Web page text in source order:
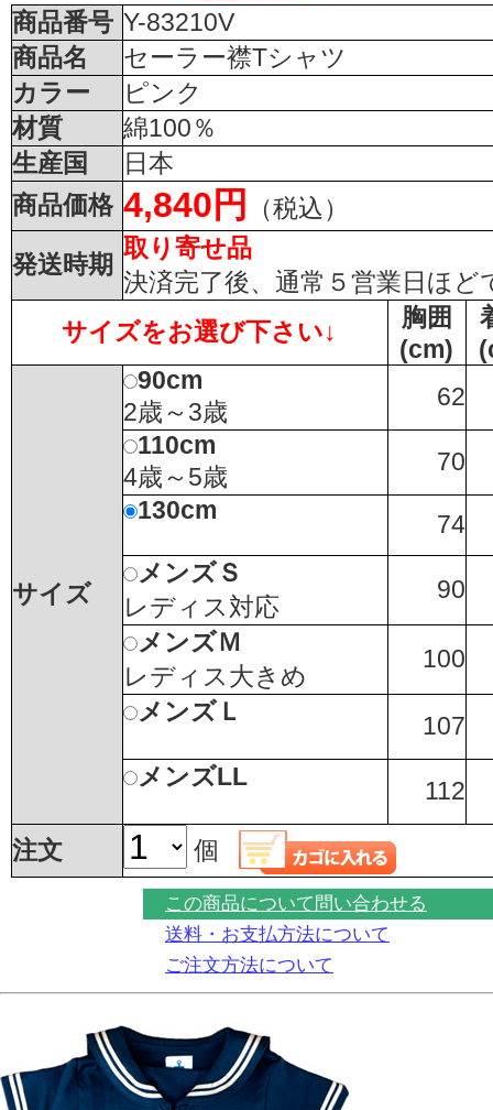
商品番号 Y-83210V
商品名
セーラー襟Tシャツ
カラー
ピンク
材質
綿100％
生産国
日本
商品価格 4,840円
（税込）
発送時期
取り寄せ品
決済完了後、通常５営業日ほど
サイズをお選び下さい↓
胸囲
(cm)
サイズ
90cm
2歳～3歳
62
110cm
4歳～5歳
70
130cm
74
メンズＳ
レディス対応
90
メンズＭ
レディス大きめ
100
メンズＬ
107
メンズLL
112
注文 個
この商品について問い合わせる
送料・お支払方法について
ご注文方法について